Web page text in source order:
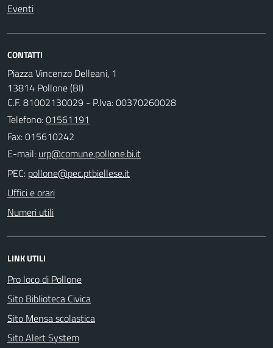
Eventi
CONTATTI
Piazza Vincenzo Delleani, 1
13814 Pollone (BI)
C.F. 81002130029 - P.Iva: 00370260028
Telefono:01561191
Fax: 015610242
E-mail:
PEC:
Uffici e orari
Numeri utili
LINK UTILI
Pro loco di Pollone
Sito Biblioteca Civica
Sito Mensa scolastica
Sito Alert System